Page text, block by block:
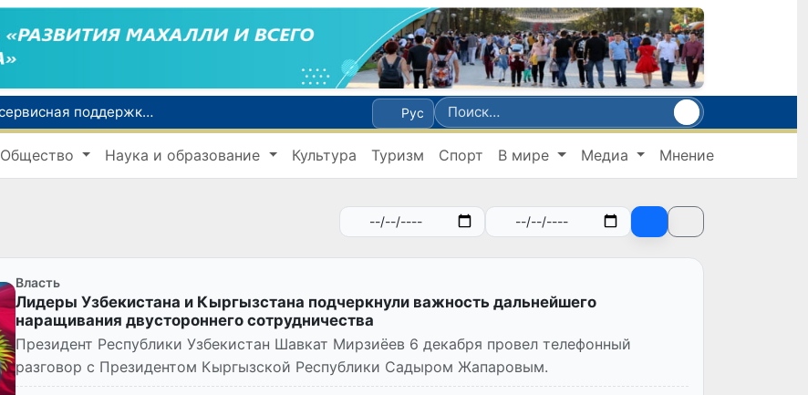
В Узбекистане вводятся новые субсидии и сервисная поддержка для племенного животноводства
Узбекистан и Великобритания рассматривают вопрос запуска прямых авиарейсов по маршруту «Ташкент - Манчестер»
В Кашкадарье пройдет Международный экологический съезд с участием молодежи из девяти стран
Рус
Общество Наука и образование Культура Туризм Спорт В мире Медиа Мнение
Власть
Лидеры Узбекистана и Кыргызстана подчеркнули важность дальнейшего
наращивания двустороннего сотрудничества
Президент Республики Узбекистан Шавкат Мирзиёев 6 декабря провел телефонный
разговор с Президентом Кыргызской Республики Садыром Жапаровым.